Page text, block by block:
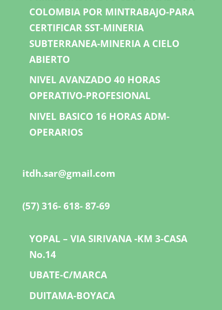
COLOMBIA POR MINTRABAJO-PARA
CERTIFICAR SST-MINERIA
SUBTERRANEA-MINERIA A CIELO
ABIERTO
NIVEL AVANZADO 40 HORAS
OPERATIVO-PROFESIONAL
NIVEL BASICO 16 HORAS ADM-
OPERARIOS
itdh.sar@gmail.com
(57) 316- 618- 87-69
YOPAL – VIA SIRIVANA -KM 3-CASA
No.14
UBATE-C/MARCA
DUITAMA-BOYACA